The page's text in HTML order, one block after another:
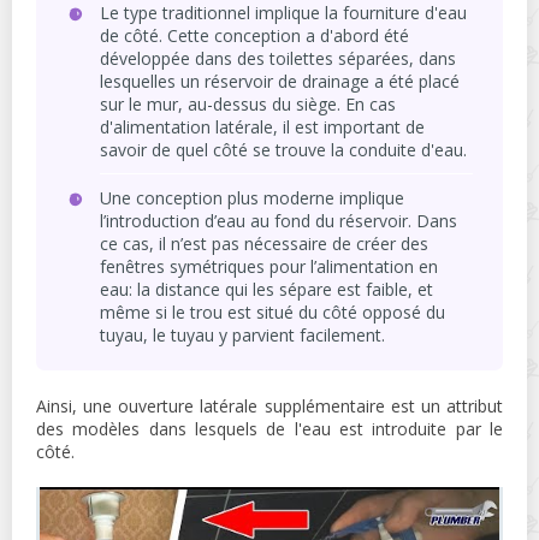
Le type traditionnel implique la fourniture d'eau
de côté. Cette conception a d'abord été
développée dans des toilettes séparées, dans
lesquelles un réservoir de drainage a été placé
sur le mur, au-dessus du siège. En cas
d'alimentation latérale, il est important de
savoir de quel côté se trouve la conduite d'eau.
Une conception plus moderne implique
l’introduction d’eau au fond du réservoir. Dans
ce cas, il n’est pas nécessaire de créer des
fenêtres symétriques pour l’alimentation en
eau: la distance qui les sépare est faible, et
même si le trou est situé du côté opposé du
tuyau, le tuyau y parvient facilement.
Ainsi, une ouverture latérale supplémentaire est un attribut
des modèles dans lesquels de l'eau est introduite par le
côté.